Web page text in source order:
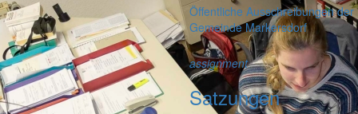
Öffentliche Ausschreibungen der
Gemeinde Markersdorf
assignment
Satzungen